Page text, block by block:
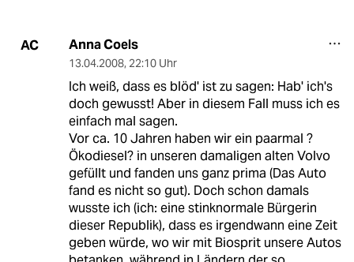
AC Anna Coels
13.04.2008, 22:10 Uhr
Ich weiß, dass es blöd' ist zu sagen: Hab' ich's
doch gewusst! Aber in diesem Fall muss ich es
einfach mal sagen.
Vor ca. 10 Jahren haben wir ein paarmal ?
Ökodiesel? in unseren damaligen alten Volvo
gefüllt und fanden uns ganz prima (Das Auto
fand es nicht so gut). Doch schon damals
wusste ich (ich: eine stinknormale Bürgerin
dieser Republik), dass es irgendwann eine Zeit
geben würde, wo wir mit Biosprit unsere Autos